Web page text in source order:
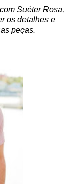
Suéter Rosa,
os detalhes e
peças.